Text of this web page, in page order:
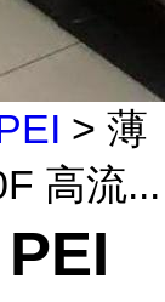
> 薄
高流...